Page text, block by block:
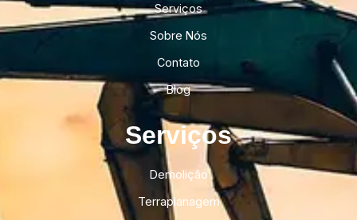
Serviços
Sobre Nós
Contato
Blog
Serviços
Demolição
Terraplanagem